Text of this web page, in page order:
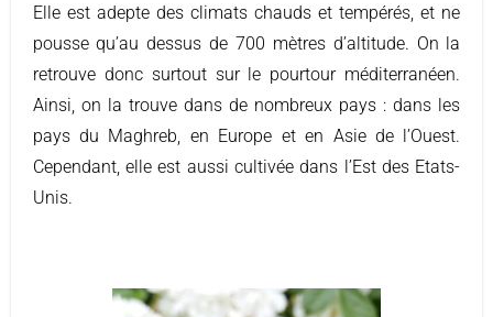
Elle est adepte des climats chauds et tempérés, et ne
pousse qu’au dessus de 700 mètres d’altitude. On la
retrouve donc surtout sur le pourtour méditerranéen.
Ainsi, on la trouve dans de nombreux pays : dans les
pays du Maghreb, en Europe et en Asie de l’Ouest.
Cependant, elle est aussi cultivée dans l’Est des Etats-
Unis.